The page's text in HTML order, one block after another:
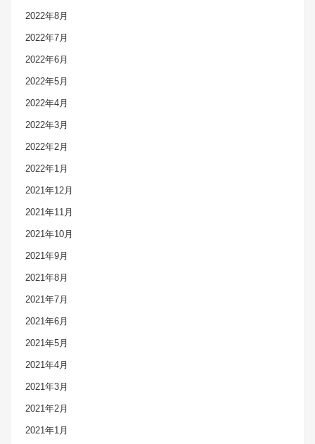
2022年8月
2022年7月
2022年6月
2022年5月
2022年4月
2022年3月
2022年2月
2022年1月
2021年12月
2021年11月
2021年10月
2021年9月
2021年8月
2021年7月
2021年6月
2021年5月
2021年4月
2021年3月
2021年2月
2021年1月